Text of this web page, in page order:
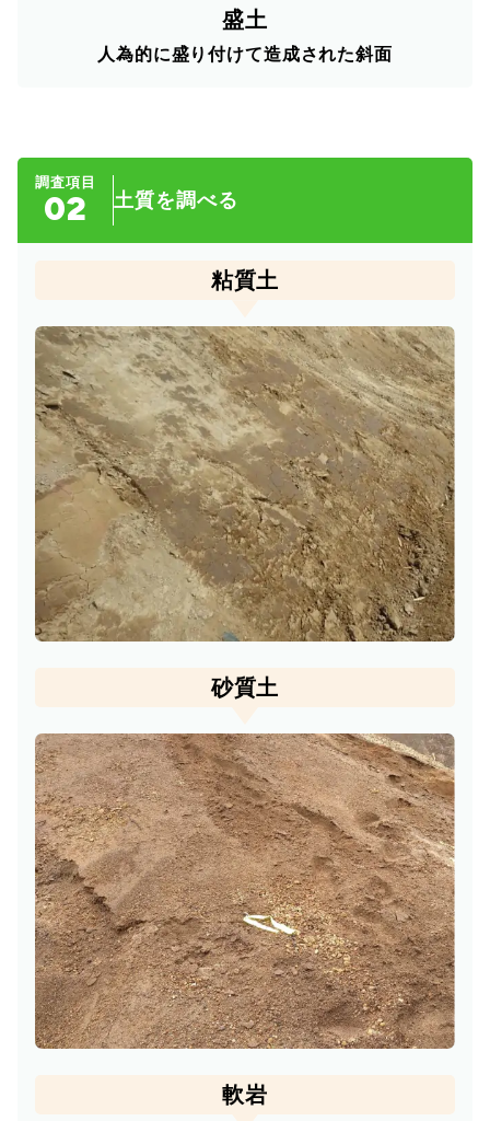
盛土
人為的に盛り付けて造成された斜面
調査項目
02 土質を調べる
粘質土
砂質土
軟岩